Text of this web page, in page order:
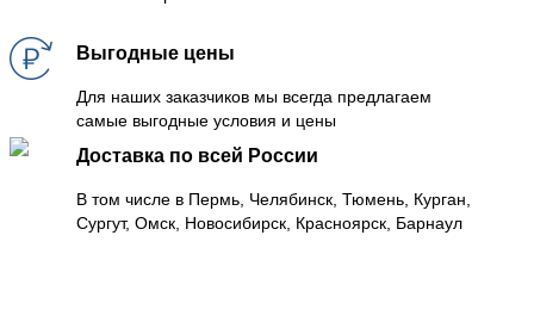
Выгодные цены
Для наших заказчиков мы всегда предлагаем
самые выгодные условия и цены
Доставка по всей России
В том числе в Пермь, Челябинск, Тюмень, Курган,
Сургут, Омск, Новосибирск, Красноярск, Барнаул